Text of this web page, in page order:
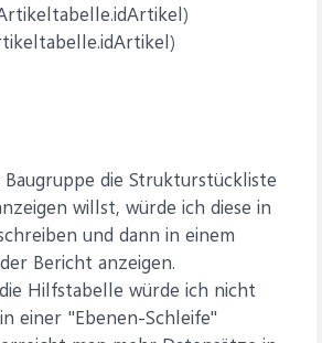
die Strukturstückliste
willst, würde ich diese in
und dann in einem
Bericht anzeigen.
Hilfstabelle würde ich nicht
einer "Ebenen-Schleife"